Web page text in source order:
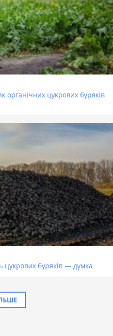
органічних цукрових буряків
цукрових буряків — думка